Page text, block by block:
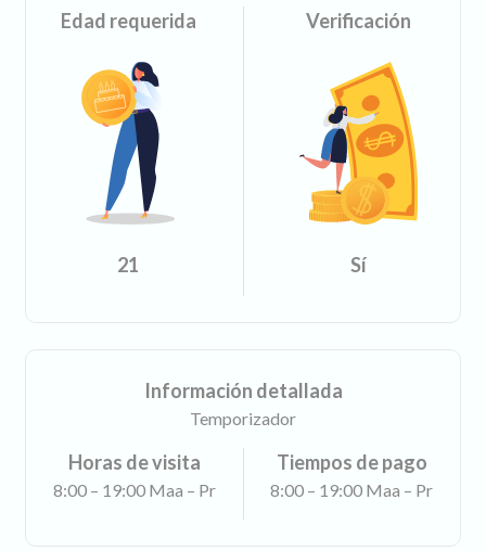
Edad requerida
21
Verificación
Sí
Información detallada
Temporizador
Horas de visita
8:00 – 19:00 Maa – Pr
Tiempos de pago
8:00 – 19:00 Maa – Pr